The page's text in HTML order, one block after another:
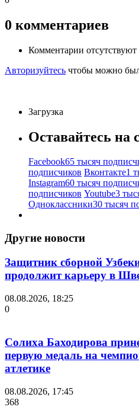
0 комментариев
Комментарии отсутствуют
Авторизуйтесь чтобы можно
Загрузка
Оставайтесь на
Facebook65 тысяч
подписчиков Вконтакте1
Instagram60 тысяч
подписчиков Youtube3
Одноклассники30 тысяч
Другие новости
Защитник сборной
продолжит карьеру в
08.08.2026, 18:25
0
Солиха Баходирова
первую медаль на
атлетике
08.08.2026, 17:45
368